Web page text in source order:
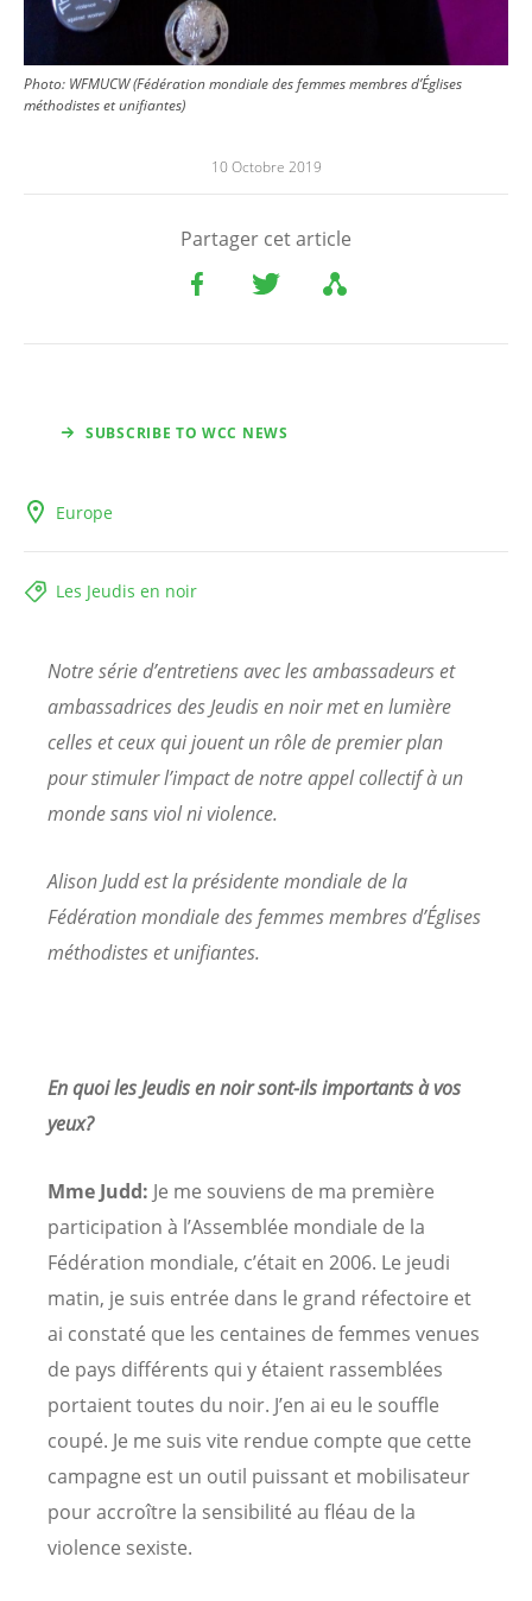
Photo: WFMUCW (Fédération mondiale des femmes membres d’Églises
méthodistes et unifiantes)
10 Octobre 2019
Partager cet article
SUBSCRIBE TO WCC NEWS
Europe
Les Jeudis en noir
Notre série d’entretiens avec les ambassadeurs et
ambassadrices des Jeudis en noir met en lumière
celles et ceux qui jouent un rôle de premier plan
pour stimuler l’impact de notre appel collectif à un
monde sans viol ni violence.
Alison Judd est la présidente mondiale de la
Fédération mondiale des femmes membres d’Églises
méthodistes et unifiantes.
En quoi les Jeudis en noir sont-ils importants à vos
yeux?
Mme Judd: Je me souviens de ma première
participation à l’Assemblée mondiale de la
Fédération mondiale, c’était en 2006. Le jeudi
matin, je suis entrée dans le grand réfectoire et
ai constaté que les centaines de femmes venues
de pays différents qui y étaient rassemblées
portaient toutes du noir. J’en ai eu le souffle
coupé. Je me suis vite rendue compte que cette
campagne est un outil puissant et mobilisateur
pour accroître la sensibilité au fléau de la
violence sexiste.